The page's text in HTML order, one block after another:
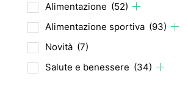
Alimentazione (52)
Alimentazione sportiva (93)
Novità (7)
Salute e benessere (34)